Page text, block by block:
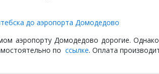
до аэропорта Домодедово
аэропорту Домодедово дорогие.
по ссылке. Оплата